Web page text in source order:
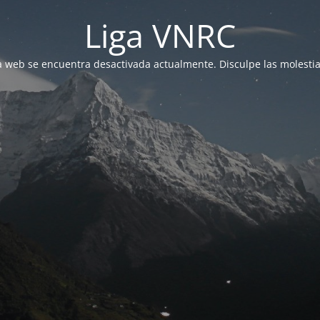
Liga VNRC
web se encuentra desactivada actualmente. Disculpe las